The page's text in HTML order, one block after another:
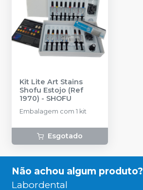
Kit Lite Art Stains
Shofu Estojo (Ref
1970) - SHOFU
Embalagem com 1 kit
Esgotado
Não achou algum produto?
Labordental